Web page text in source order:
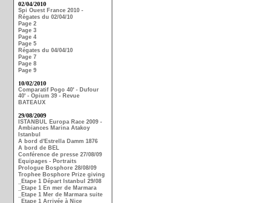
02/04/2010
Spi Ouest France 2010 -
Régates du 02/04/10
Page 2
Page 3
Page 4
Page 5
Régates du 04/04/10
Page 7
Page 8
Page 9
10/02/2010
Comparatif Pogo 40' - Dufour
40' - Opium 39 - Revue
BATEAUX
29/08/2009
ISTANBUL Europa Race 2009 -
Ambiances Marina Atakoy
Istanbul
A bord d'Estrella Damm 1876
A bord de BEL
Conférence de presse 27/08/09
Equipages - Portraits
Prologue Bosphore 28/08/09
Trophee Bosphore Prize giving
_Etape 1 Départ Istanbul 29/08
_Etape 1 En mer de Marmara
_Etape 1 Mer de Marmara suite
_Etape 1 Arrivée à Nice